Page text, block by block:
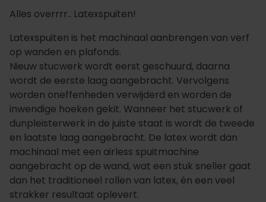
Alles overrrr.. Latexspuiten!
Latexspuiten is het machinaal aanbrengen van verf
op wanden en plafonds.
Nieuw stucwerk wordt eerst geschuurd, daarna
wordt de eerste laag aangebracht. Vervolgens
worden oneffenheden verwijderd en worden de
inwendige hoeken gekit. Wanneer het stucwerk of
dunpleisterwerk in de juiste staat is wordt de tweede
en laatste laag aangebracht. De latex wordt dan
machinaal met een airless spuitmachine
aangebracht op de wand, wat een stuk sneller gaat
dan het traditioneel rollen van latex, én een veel
strakker resultaat oplevert.